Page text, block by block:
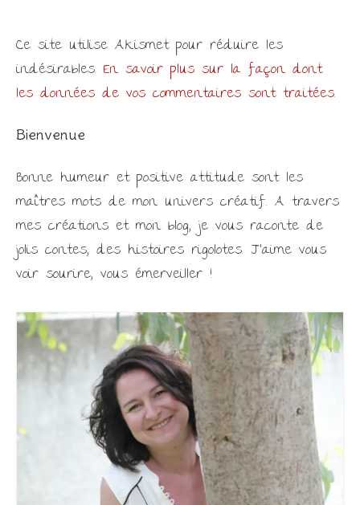
Ce site utilise Akismet pour réduire les
indésirables. En savoir plus sur la façon dont
les données de vos commentaires sont traitées.
Bienvenue
Bonne humeur et positive attitude sont les
maîtres mots de mon univers créatif. A travers
mes créations et mon blog, je vous raconte de
jolis contes, des histoires rigolotes. J'aime vous
voir sourire, vous émerveiller !